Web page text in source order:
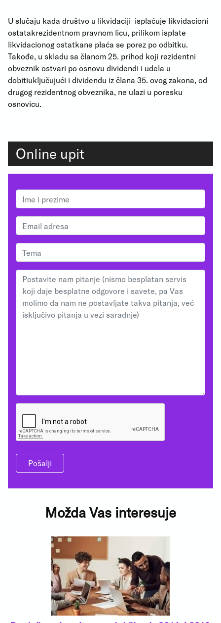
U slučaju kada društvo u likvidaciji isplaćuje likvidacioni
ostatakrezidentnom pravnom licu, prilikom isplate
likvidacionog ostatkane plaća se porez po odbitku.
Takođe, u skladu sa članom 25. prihod koji rezidentni
obveznik ostvari po osnovu dividendi i udela u
dobitiuključujući i dividendu iz člana 35. ovog zakona, od
drugog rezidentnog obveznika, ne ulazi u poresku
osnovicu.
Online upit
Pošalji
Možda Vas interesuje